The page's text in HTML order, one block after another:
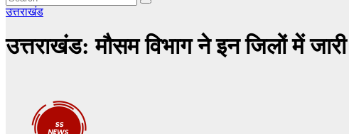
उत्तराखंड
उत्तराखंड: मौसम विभाग ने इन जिलों में